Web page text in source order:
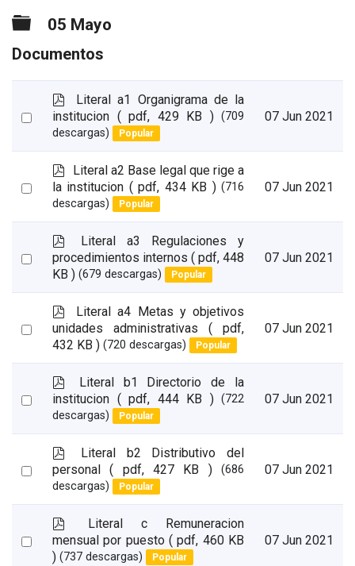
Carpeta
05 Mayo
Documentos
Select
p
d
f
Literal a1 Organigrama de la
institucion ( pdf, 429 KB ) (709
descargas)
Popular
07 Jun 2021
Select
p
d
f
Literal a2 Base legal que rige a
la institucion ( pdf, 434 KB ) (716
descargas)
Popular
07 Jun 2021
Select
p
d
f
Literal a3 Regulaciones y
procedimientos internos ( pdf, 448
KB ) (679 descargas) Popular
07 Jun 2021
Select
p
d
f
Literal a4 Metas y objetivos
unidades administrativas
( pdf,
432 KB ) (720 descargas) Popular
07 Jun 2021
Select
p
d
f
Literal b1 Directorio de la
institucion ( pdf, 444 KB ) (722
descargas)
Popular
07 Jun 2021
Select
p
d
f
Literal b2 Distributivo del
personal ( pdf, 427 KB )
(686
descargas)
Popular
07 Jun 2021
Select
p
d
f
Literal c Remuneracion
mensual por puesto ( pdf, 460 KB
) (737 descargas) Popular
07 Jun 2021